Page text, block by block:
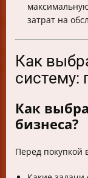
затрат на
Как
систему:
Как
бизнеса?
Перед покупкой